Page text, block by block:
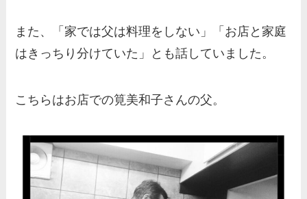
また、「家では父は料理をしない」「お店と家庭
はきっちり分けていた」とも話していました。
こちらはお店での筧美和子さんの父。